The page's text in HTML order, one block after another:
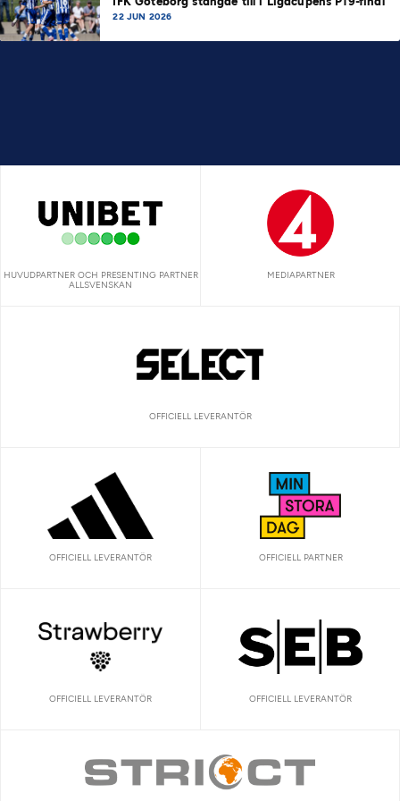
22 JUN 2026
HUVUDPARTNER OCH PRESENTING PARTNER
ALLSVENSKAN
MEDIAPARTNER
OFFICIELL LEVERANTÖR
OFFICIELL LEVERANTÖR OFFICIELL PARTNER
OFFICIELL LEVERANTÖR OFFICIELL LEVERANTÖR